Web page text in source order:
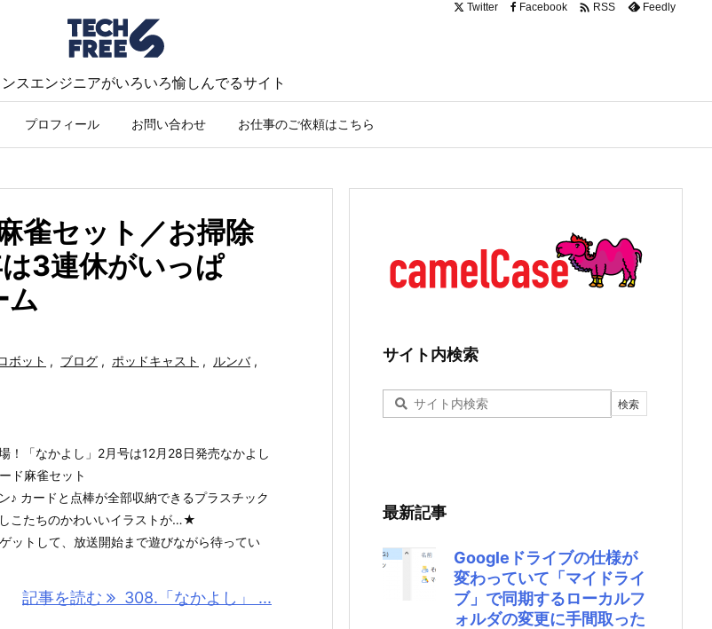
スエンジニアがいろいろ愉しんでるサイト
プロフィール お問い合わせ お仕事のご依頼はこちら
Twitter Facebook  RSS Feedly
雀セット／お掃除
3連休がいっぱ
ム
ボット , ブログ , ポッドキャスト , ルンバ ,
！「なかよし」2月号は12月28日発売なかよし
ド麻雀セット
♪ カードと点棒が全部収納できるプラスチック
こたちのかわいいイラストが…★
ットして、放送開始まで遊びながら待ってい
記事を読む 308.「なかよし」 ...
サイト内検索
最新記事
Googleドライブの仕様が
変わっていて「マイドライ
ブ」で同期するローカルフ
ォルダの変更に手間取った